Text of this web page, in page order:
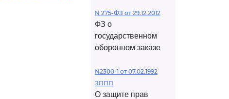
N 275-ФЗ от 29.12.2012
ФЗ о
государственном
оборонном заказе
N2300-1 от 07.02.1992
ЗППП
О защите прав